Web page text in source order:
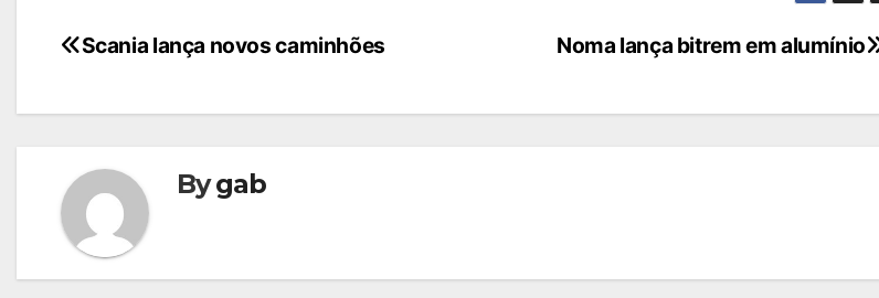
Navegação
Noma lança bitrem em alumínio
Scania lança novos caminhões
Bygab